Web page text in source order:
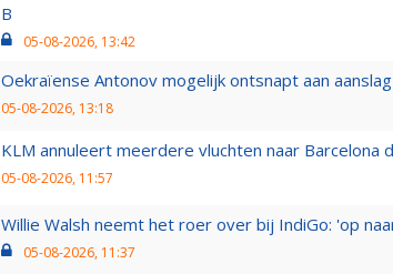
B
05-08-2026, 13:42
Oekraïense Antonov mogelijk ontsnapt aan
05-08-2026, 13:18
KLM annuleert meerdere vluchten naar Barcelona
05-08-2026, 11:57
Willie Walsh neemt het roer over bij IndiGo: 'op
05-08-2026, 11:37